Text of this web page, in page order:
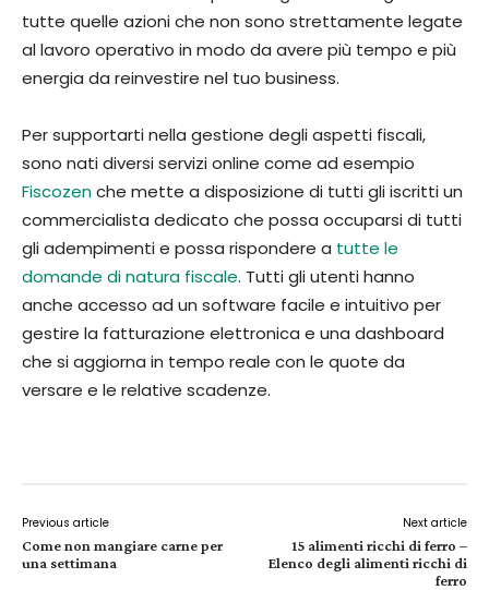
tutte quelle azioni che non sono strettamente legate
al lavoro operativo in modo da avere più tempo e più
energia da reinvestire nel tuo business.
Per supportarti nella gestione degli aspetti fiscali,
sono nati diversi servizi online come ad esempio
Fiscozenche mette a disposizione di tutti gli iscritti un
commercialista dedicato che possa occuparsi di tutti
gli adempimenti e possa rispondere a tutte le
domande di natura fiscale. Tutti gli utenti hanno
anche accesso ad un software facile e intuitivo per
gestire la fatturazione elettronica e una dashboard
che si aggiorna in tempo reale con le quote da
versare e le relative scadenze.
Previous article
Come non mangiare carne per
una settimana
Next article
15 alimenti ricchi di ferro –
Elenco degli alimenti ricchi di
ferro